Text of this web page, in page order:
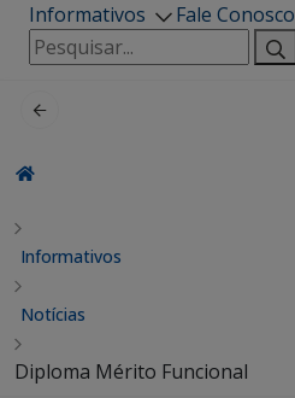
Informativos
Fale Conosco
Pesquisar
por:
Informativos
Notícias
Diploma Mérito Funcional